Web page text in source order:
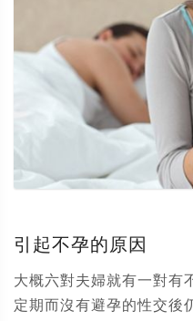
引起不孕的原因
大概六對夫婦就有一對有
定期而沒有避孕的性交後